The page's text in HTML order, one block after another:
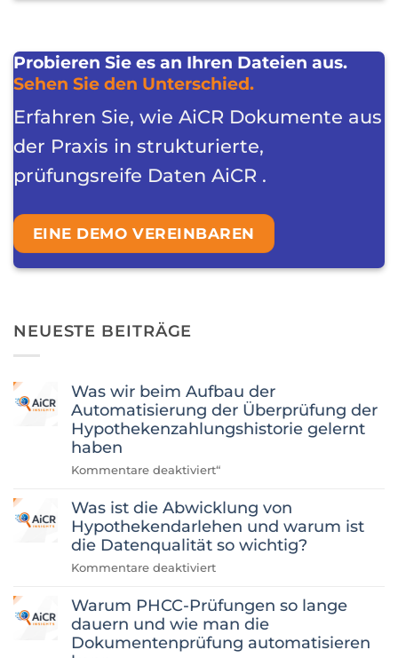
Probieren Sie es an Ihren Dateien aus.
Sehen Sie den Unterschied.
Erfahren Sie, wie AiCR Dokumente aus
der Praxis in strukturierte,
prüfungsreife Daten AiCR .
EINE DEMO VEREINBAREN
NEUESTE BEITRÄGE
Was wir beim Aufbau der
Automatisierung der Überprüfung der
Hypothekenzahlungshistorie gelernt
haben
Kommentare deaktiviertfür
wir
beim
Aufbau
Automatisierung
Überprüfung
der
Hypothekenzahlungshistorie
“
Was ist die Abwicklung von
Hypothekendarlehen und warum ist
die Datenqualität so wichtig?
Kommentare deaktiviertfür
ist
die
Abwicklung
Warum PHCC-Prüfungen so lange
dauern und wie man die
Dokumentenprüfung automatisieren